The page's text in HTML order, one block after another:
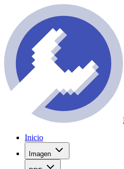
Inicio
Imagen